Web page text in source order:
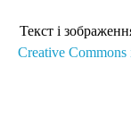
Текст і
Creative Commons